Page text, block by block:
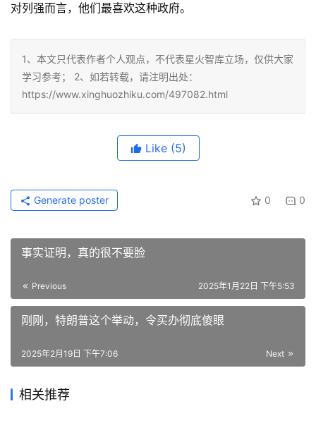
对列强而言，他们最喜欢这种政府。
1、本文只代表作者个人观点，不代表星火智库立场，仅供大家
学习参考； 2、如若转载，请注明出处：
https://www.xinghuozhiku.com/497082.html
Like (5)
0 0
Generate poster
事实证明，真的很不要脸
Previous 2025年1月22日 下午5:53
刚刚，特朗普这个举动，令买办彻底傻眼
Next
2025年2月19日 下午7:06
相关推荐